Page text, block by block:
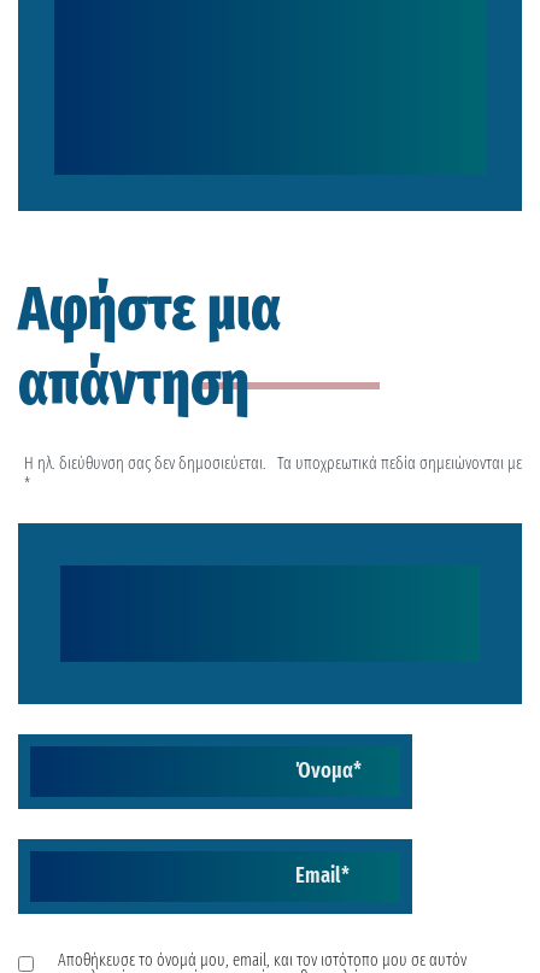
Αφήστε μια
απάντηση
Η ηλ. διεύθυνση σας δεν δημοσιεύεται. Τα υποχρεωτικά πεδία σημειώνονται με
*
Όνομα*
Email*
Αποθήκευσε το όνομά μου, email, και τον ιστότοπο μου σε αυτόν